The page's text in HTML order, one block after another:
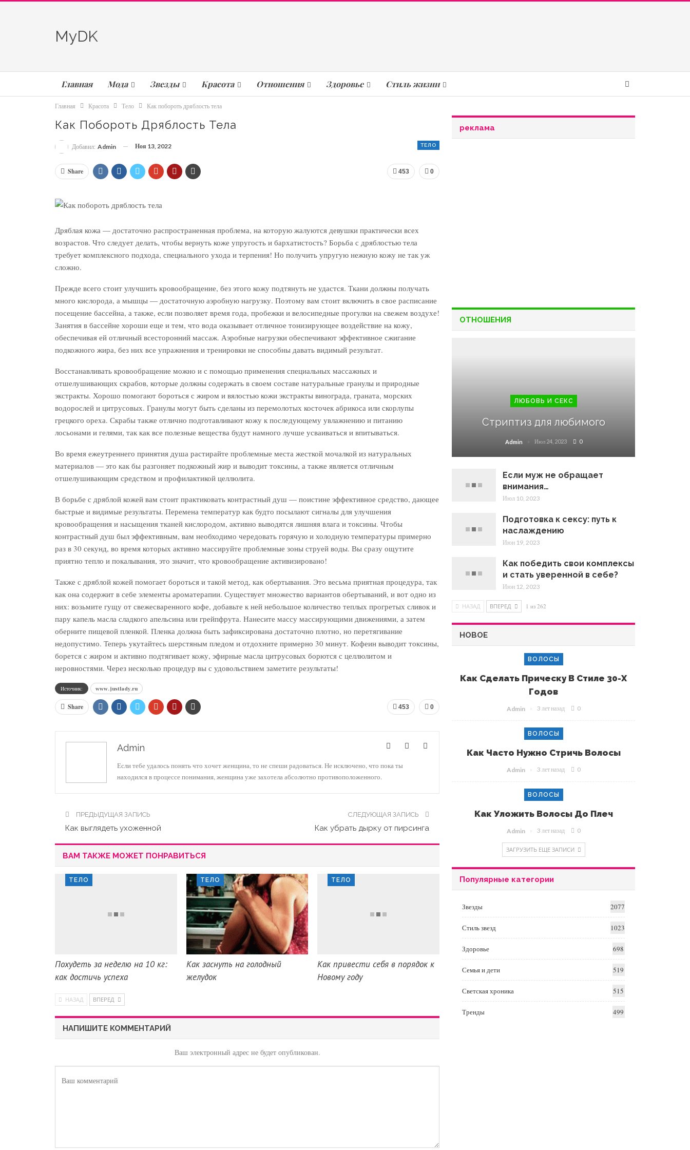
MyDK
Главная Мода Звезды Красота Отношения Здоровье Стиль жизни
Главная Красота Тело Как побороть дряблость тела
Как Побороть Дряблость Тела
ТЕЛО
Добавил: Admin Ноя 13, 2022
0
453
Share
Дряблая кожа — достаточно распространенная проблема, на которую жалуются девушки практически всех
возрастов. Что следует делать, чтобы вернуть коже упругость и бархатистость? Борьба с дряблостью тела
требует комплексного подхода, специального ухода и терпения! Но получить упругую нежную кожу не так уж
сложно.
Прежде всего стоит улучшить кровообращение, без этого кожу подтянуть не удастся. Ткани должны получать
много кислорода, а мышцы — достаточную аэробную нагрузку. Поэтому вам стоит включить в свое расписание
посещение бассейна, а также, если позволяет время года, пробежки и велосипедные прогулки на свежем воздухе!
Занятия в бассейне хороши еще и тем, что вода оказывает отличное тонизирующее воздействие на кожу,
обеспечивая ей отличный всесторонний массаж. Аэробные нагрузки обеспечивают эффективное сжигание
подкожного жира, без них все упражнения и тренировки не способны давать видимый результат.
Восстанавливать кровообращение можно и с помощью применения специальных массажных и
отшелушивающих скрабов, которые должны содержать в своем составе натуральные гранулы и природные
экстракты. Хорошо помогают бороться с жиром и вялостью кожи экстракты винограда, граната, морских
водорослей и цитрусовых. Гранулы могут быть сделаны из перемолотых косточек абрикоса или скорлупы
грецкого ореха. Скрабы также отлично подготавливают кожу к последующему увлажнению и питанию
лосьонами и гелями, так как все полезные вещества будут намного лучше усваиваться и впитываться.
Во время ежеутреннего принятия душа растирайте проблемные места жесткой мочалкой из натуральных
материалов — это как бы разгоняет подкожный жир и выводит токсины, а также является отличным
отшелушивающим средством и профилактикой целлюлита.
В борьбе с дряблой кожей вам стоит практиковать контрастный душ — поистине эффективное средство, дающее
быстрые и видимые результаты. Перемена температур как будто посылают сигналы для улучшения
кровообращения и насыщения тканей кислородом, активно выводятся лишняя влага и токсины. Чтобы
контрастный душ был эффективным, вам необходимо чередовать горячую и холодную температуры примерно
раз в 30 секунд, во время которых активно массируйте проблемные зоны струей воды. Вы сразу ощутите
приятно тепло и покалывания, это значит, что кровообращение активизировано!
Также с дряблой кожей помогает бороться и такой метод, как обертывания. Это весьма приятная процедура, так
как она содержит в себе элементы ароматерапии. Существует множество вариантов обертываний, и вот одно из
них: возьмите гущу от свежесваренного кофе, добавьте к ней небольшое количество теплых прогретых сливок и
пару капель масла сладкого апельсина или грейпфрута. Нанесите массу массирующими движениями, а затем
оберните пищевой пленкой. Пленка должна быть зафиксирована достаточно плотно, но перетягивание
недопустимо. Теперь укутайтесь шерстяным пледом и отдохните примерно 30 минут. Кофеин выводит токсины,
борется с жиром и активно подтягивает кожу, эфирные масла цитрусовых борются с целлюлитом и
неровностями. Через несколько процедур вы с удовольствием заметите результаты!
Источник: www.justlady.ru
0
453
Share
Admin
Если тебе удалось понять что хочет женщина, то не спеши радоваться. Не исключено, что пока ты
находился в процессе понимания, женщина уже захотела абсолютно противоположенного.
ПРЕДЫДУЩАЯ ЗАПИСЬ
Как выглядеть ухоженной
СЛЕДУЮЩАЯ ЗАПИСЬ
Как убрать дырку от пирсинга
ВАМ ТАКЖЕ МОЖЕТ ПОНРАВИТЬСЯ
ТЕЛО
Похудеть за неделю на 10 кг:
как достичь успеха
ТЕЛО
Как заснуть на голодный
желудок
ТЕЛО
Как привести себя в порядок к
Новому году
НАЗАД ВПЕРЕД
НАПИШИТЕ КОММЕНТАРИЙ
Ваш электронный адрес не будет опубликован.
реклама
ОТНОШЕНИЯ
ЛЮБОВЬ И СЕКС
Стриптиз для любимого
Admin Июл 24, 2023 0
Если муж не обращает
внимания…
Июл 10, 2023
Подготовка к сексу: путь к
наслаждению
Июн 19, 2023
Как победить свои комплексы
и стать уверенной в себе?
Июн 12, 2023
НАЗАД ВПЕРЕД 1 из 262
НОВОЕ
ВОЛОСЫ
Как Сделать Прическу В Стиле 30-Х
Годов
Admin 3 лет назад 0
ВОЛОСЫ
Как Часто Нужно Стричь Волосы
Admin 3 лет назад 0
ВОЛОСЫ
Как Уложить Волосы До Плеч
Admin 3 лет назад 0
ЗАГРУЗИТЬ ЕЩЕ ЗАПИСИ
Популярные категории
Звезды 2077
Стиль звезд 1023
Здоровье 698
Семья и дети 519
Светская хроника 515
Тренды 499